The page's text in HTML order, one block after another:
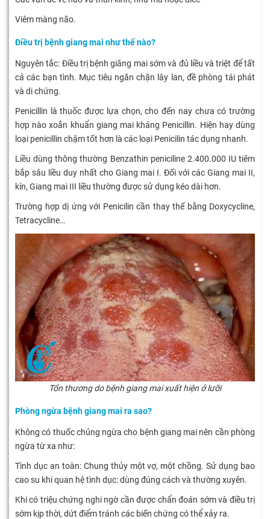
Viêm màng não.
Điều trị bệnh giang mai như thế nào?
Nguyên tắc: Điều trị bệnh giăng mai sớm và đủ liều và triệt để tất
cả các bạn tình. Mục tiêu ngăn chặn lây lan, đề phòng tái phát
và di chứng.
Penicillin là thuốc được lựa chọn, cho đến nay chưa có trường
hợp nào xoắn khuẩn giang mai kháng Penicillin. Hiện hay dùng
loại penicillin chậm tốt hơn là các loại Penicilin tác dụng nhanh.
Liều dùng thông thường Benzathin peniciline 2.400.000 IU tiêm
bắp sâu liều duy nhất cho Giang mai I. Đối với các Giang mai II,
kín, Giang mai III liều thường được sử dụng kéo dài hơn.
Trường hợp dị ứng với Penicilin cần thay thế bằng Doxycycline,
Tetracycline…
Tổn thương do bệnh giang mai xuất hiện ở lưỡi
Phòng ngừa bệnh giang mai ra sao?
Không có thuốc chủng ngừa cho bệnh giang mai nên cần phòng
ngừa từ xa như:
Tình dục an toàn: Chung thủy một vợ, một chồng. Sử dụng bao
cao su khi quan hệ tình dục: dùng đúng cách và thường xuyên.
Khi có triệu chứng nghi ngờ cần được chẩn đoán sớm và điều trị
sớm kịp thời, dứt điểm tránh các biến chứng có thể xảy ra.